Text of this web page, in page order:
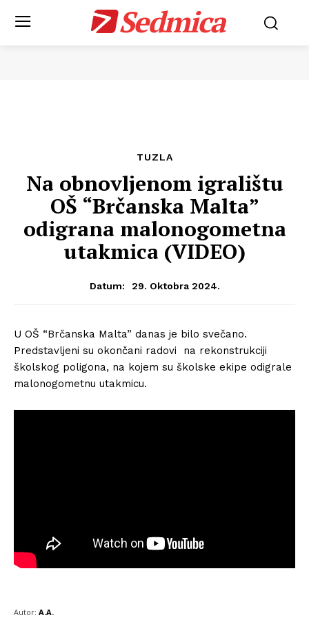
Sedmica
TUZLA
Na obnovljenom igralištu
OŠ “Brčanska Malta”
odigrana malonogometna
utakmica (VIDEO)
Datum: 29. Oktobra 2024.
U OŠ “Brčanska Malta” danas je bilo svečano.
Predstavljeni su okončani radovi na rekonstrukciji
školskog poligona, na kojem su školske ekipe odigrale
malonogometnu utakmicu.
Autor: A.A.